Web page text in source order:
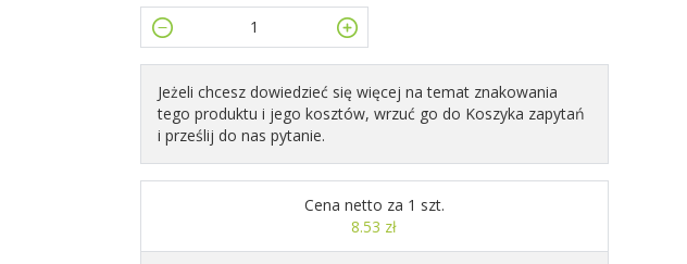
Jeżeli chcesz dowiedzieć się więcej na temat znakowania
tego produktu i jego kosztów, wrzuć go do Koszyka zapytań
i prześlij do nas pytanie.
Cena netto za 1 szt.
8.53 zł